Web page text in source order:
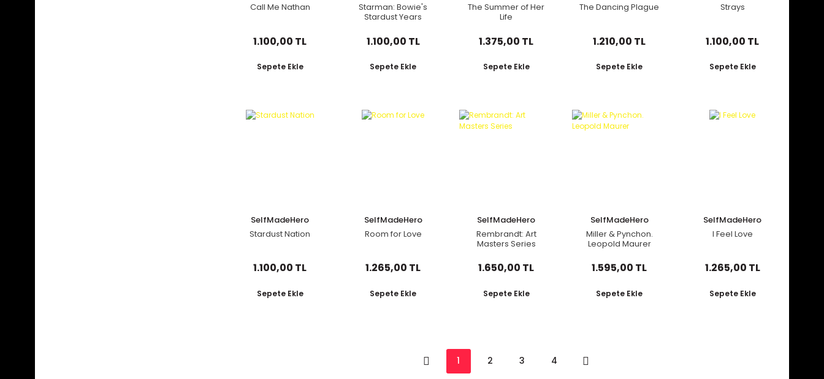
Call Me Nathan
1.100,00 TL
Sepete Ekle
Starman: Bowie's
Stardust Years
1.100,00 TL
Sepete Ekle
The Summer of Her
Life
1.375,00 TL
Sepete Ekle
The Dancing Plague
1.210,00 TL
Sepete Ekle
Strays
1.100,00 TL
Sepete Ekle
SelfMadeHero
Stardust Nation
1.100,00 TL
Sepete Ekle
SelfMadeHero
Room for Love
1.265,00 TL
Sepete Ekle
SelfMadeHero
Rembrandt: Art
Masters Series
1.650,00 TL
Sepete Ekle
SelfMadeHero
Miller & Pynchon.
Leopold Maurer
1.595,00 TL
Sepete Ekle
SelfMadeHero
I Feel Love
1.265,00 TL
Sepete Ekle
1 2 3 4